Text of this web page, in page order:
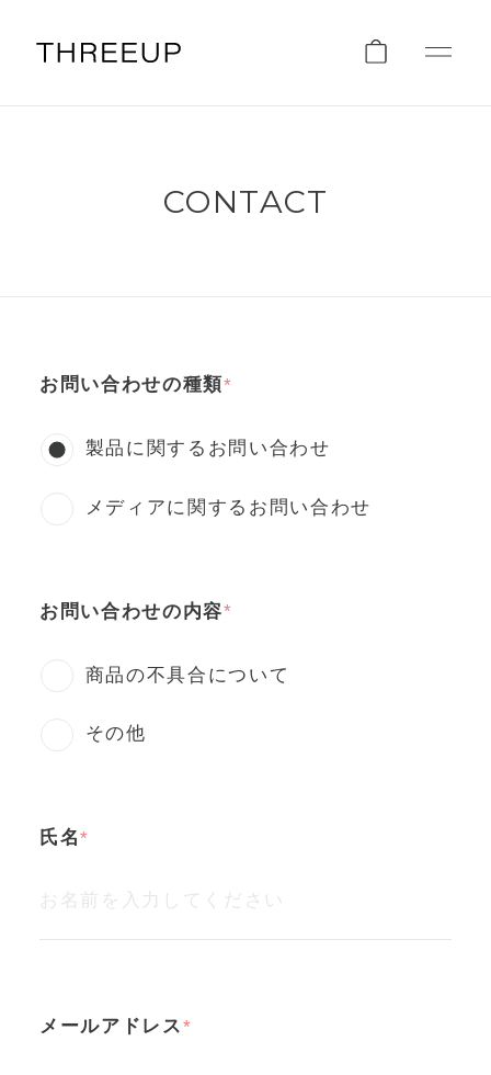
CONTACT
お問い合わせの種類
製品に関するお問い合わせ
メディアに関するお問い合わせ
お問い合わせの内容
商品の不具合について
その他
氏名
メールアドレス